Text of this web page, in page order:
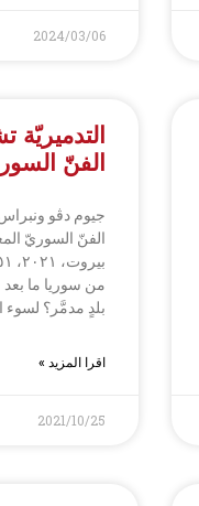
2024/03/06
الفنّ
جيوم دڤو
الفنّ السوريّ
بلدٍ مدمَّر؟ لسوء
اقرا المزيد »
2021/10/25